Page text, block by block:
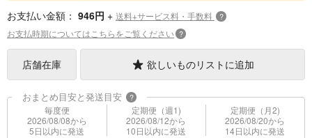
お支払い金額： 946円 + 送料+サービス料・手数料 ?
お支払時期についてはこちらをご覧ください ?
店舗在庫 欲しいものリストに追加
おまとめ目安と発送目安 ?
毎度便
2026/08/08から
5日以内に発送
定期便（週1)
2026/08/12から
10日以内に発送
定期便（月2)
2026/08/20から
14日以内に発送